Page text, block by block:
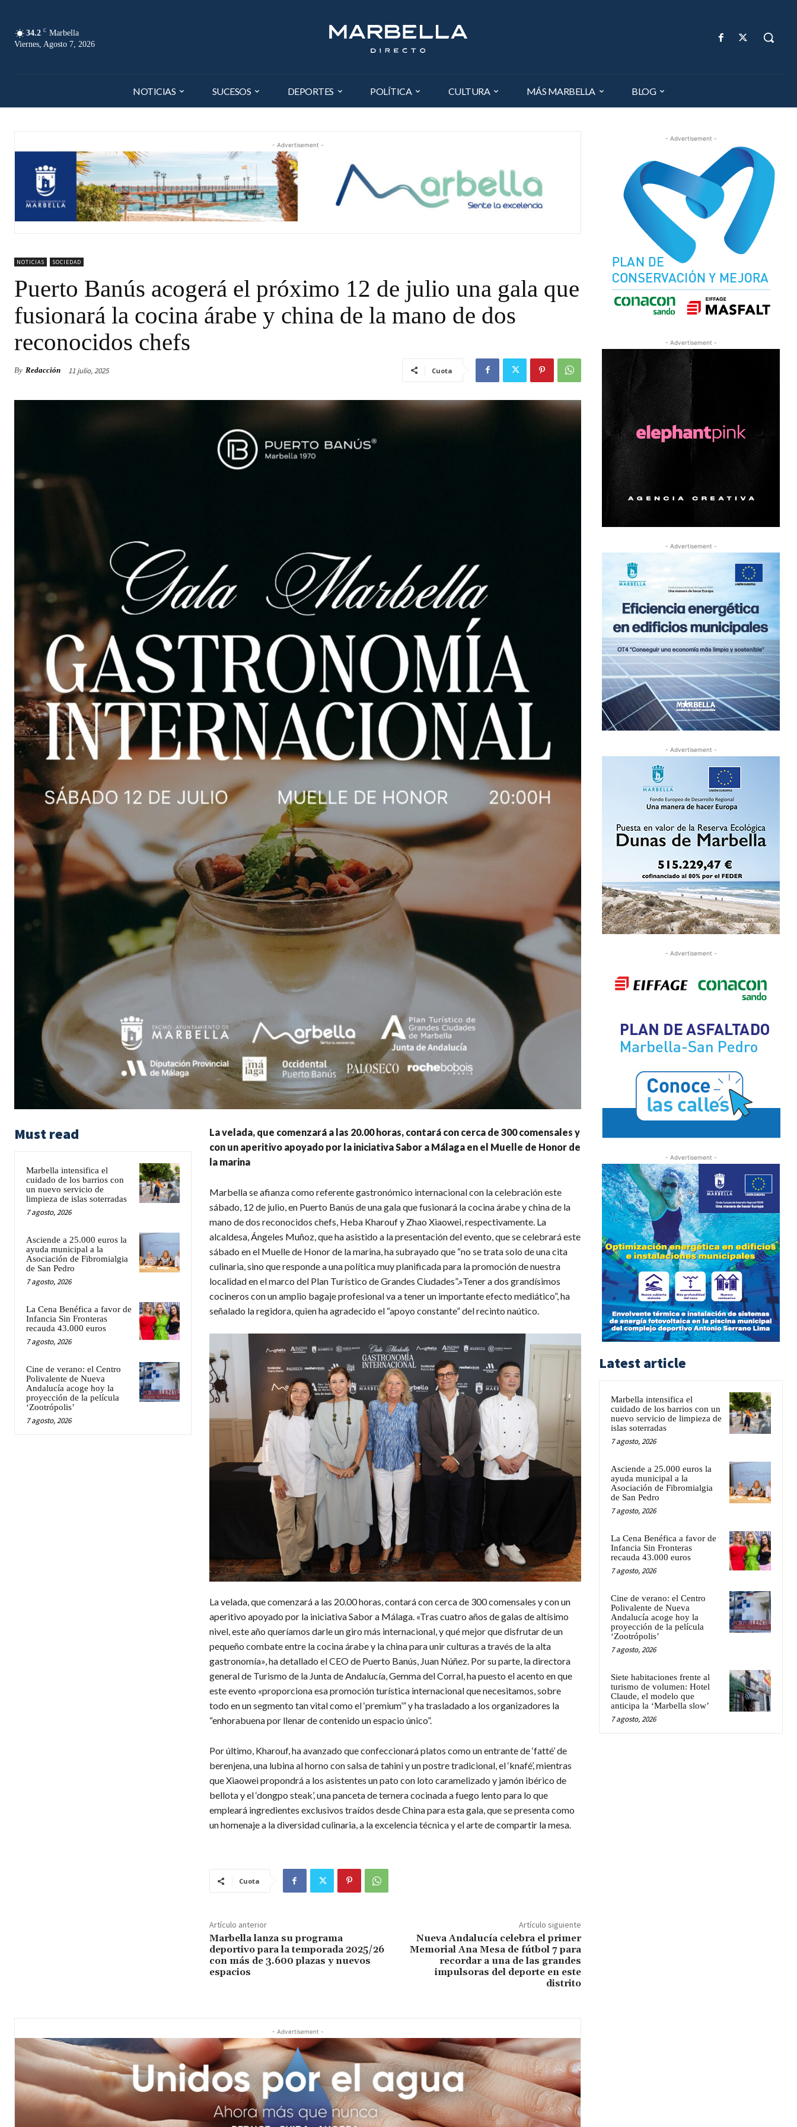
34.2 C Marbella
Viernes, Agosto 7, 2026
NOTICIAS SUCESOS DEPORTES POLÍTICA CULTURA MÁS MARBELLA BLOG
- Advertisement -
NOTICIAS SOCIEDAD
Puerto Banús acogerá el próximo 12 de julio una gala que
fusionará la cocina árabe y china de la mano de dos
reconocidos chefs
By Redacción 11 julio, 2025 Cuota
Must read
Marbella intensifica el
cuidado de los barrios con
un nuevo servicio de
limpieza de islas soterradas
7 agosto, 2026
Asciende a 25.000 euros la
ayuda municipal a la
Asociación de Fibromialgia
de San Pedro
7 agosto, 2026
La Cena Benéfica a favor de
Infancia Sin Fronteras
recauda 43.000 euros
7 agosto, 2026
Cine de verano: el Centro
Polivalente de Nueva
Andalucía acoge hoy la
proyección de la película
‘Zootrópolis’
7 agosto, 2026
La velada, que comenzará a las 20.00 horas, contará con cerca de 300 comensales y
con un aperitivo apoyado por la iniciativa Sabor a Málaga en el Muelle de Honor de
la marina
Marbella se afianza como referente gastronómico internacional con la celebración este
sábado, 12 de julio, en Puerto Banús de una gala que fusionará la cocina árabe y china de la
mano de dos reconocidos chefs, Heba Kharouf y Zhao Xiaowei, respectivamente. La
alcaldesa, Ángeles Muñoz, que ha asistido a la presentación del evento, que se celebrará este
sábado en el Muelle de Honor de la marina, ha subrayado que “no se trata solo de una cita
culinaria, sino que responde a una política muy planificada para la promoción de nuestra
localidad en el marco del Plan Turístico de Grandes Ciudades”.»Tener a dos grandísimos
cocineros con un amplio bagaje profesional va a tener un importante efecto mediático”, ha
señalado la regidora, quien ha agradecido el “apoyo constante” del recinto naútico.
La velada, que comenzará a las 20.00 horas, contará con cerca de 300 comensales y con un
aperitivo apoyado por la iniciativa Sabor a Málaga. «Tras cuatro años de galas de altísimo
nivel, este año queríamos darle un giro más internacional, y qué mejor que disfrutar de un
pequeño combate entre la cocina árabe y la china para unir culturas a través de la alta
gastronomía», ha detallado el CEO de Puerto Banús, Juan Núñez. Por su parte, la directora
general de Turismo de la Junta de Andalucía, Gemma del Corral, ha puesto el acento en que
este evento «proporciona esa promoción turística internacional que necesitamos, sobre
todo en un segmento tan vital como el ‘premium’” y ha trasladado a los organizadores la
“enhorabuena por llenar de contenido un espacio único”.
Por último, Kharouf, ha avanzado que confeccionará platos como un entrante de ‘fatté’ de
berenjena, una lubina al horno con salsa de tahini y un postre tradicional, el ‘knafé’, mientras
que Xiaowei propondrá a los asistentes un pato con loto caramelizado y jamón ibérico de
bellota y el ‘dongpo steak’, una panceta de ternera cocinada a fuego lento para lo que
empleará ingredientes exclusivos traídos desde China para esta gala, que se presenta como
un homenaje a la diversidad culinaria, a la excelencia técnica y el arte de compartir la mesa.
Cuota
Artículo anterior
Marbella lanza su programa
deportivo para la temporada 2025/26
con más de 3.600 plazas y nuevos
espacios
Artículo siguiente
Nueva Andalucía celebra el primer
Memorial Ana Mesa de fútbol 7 para
recordar a una de las grandes
impulsoras del deporte en este
distrito
- Advertisement -
- Advertisement -
- Advertisement -
- Advertisement -
- Advertisement -
- Advertisement -
- Advertisement -
Latest article
Marbella intensifica el
cuidado de los barrios con un
nuevo servicio de limpieza de
islas soterradas
7 agosto, 2026
Asciende a 25.000 euros la
ayuda municipal a la
Asociación de Fibromialgia
de San Pedro
7 agosto, 2026
La Cena Benéfica a favor de
Infancia Sin Fronteras
recauda 43.000 euros
7 agosto, 2026
Cine de verano: el Centro
Polivalente de Nueva
Andalucía acoge hoy la
proyección de la película
‘Zootrópolis’
7 agosto, 2026
Siete habitaciones frente al
turismo de volumen: Hotel
Claude, el modelo que
anticipa la ‘Marbella slow’
7 agosto, 2026